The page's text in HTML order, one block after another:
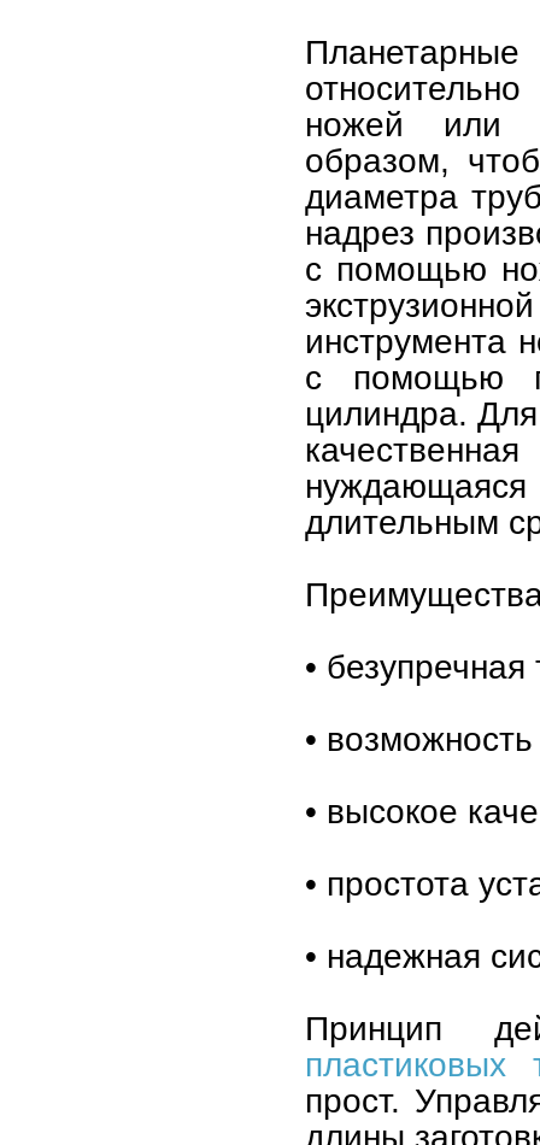
ножей или
образом,
диаметра
надрез
с помощью
инструмента
с помощью
цилиндра.
длительным
Преимущества
• безупречная
•
• высокое
• простота
• надежная
Принцип
пластиковых
прост.
длины